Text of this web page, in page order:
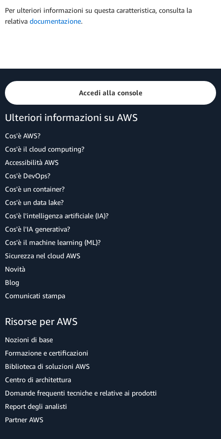
Per ulteriori informazioni su questa caratteristica, consulta la
relativa documentazione.
Accedi alla console
Ulteriori informazioni su AWS
Cos'è AWS?
Cos'è il cloud computing?
Accessibilità AWS
Cos'è DevOps?
Cos'è un container?
Cos'è un data lake?
Cos'è l'intelligenza artificiale (IA)?
Cos'è l'IA generativa?
Cos'è il machine learning (ML)?
Sicurezza nel cloud AWS
Novità
Blog
Comunicati stampa
Risorse per AWS
Nozioni di base
Formazione e certificazioni
Biblioteca di soluzioni AWS
Centro di architettura
Domande frequenti tecniche e relative ai prodotti
Report degli analisti
Partner AWS